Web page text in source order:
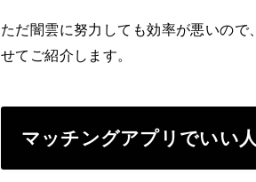
ただ闇雲に努力しても効率が悪いの
せてご紹介します。
マッチングアプリでいい